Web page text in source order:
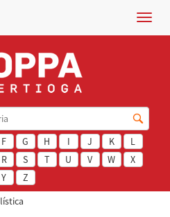
Menu
F G H I J K
L
R S T U V W
X
Y
Z